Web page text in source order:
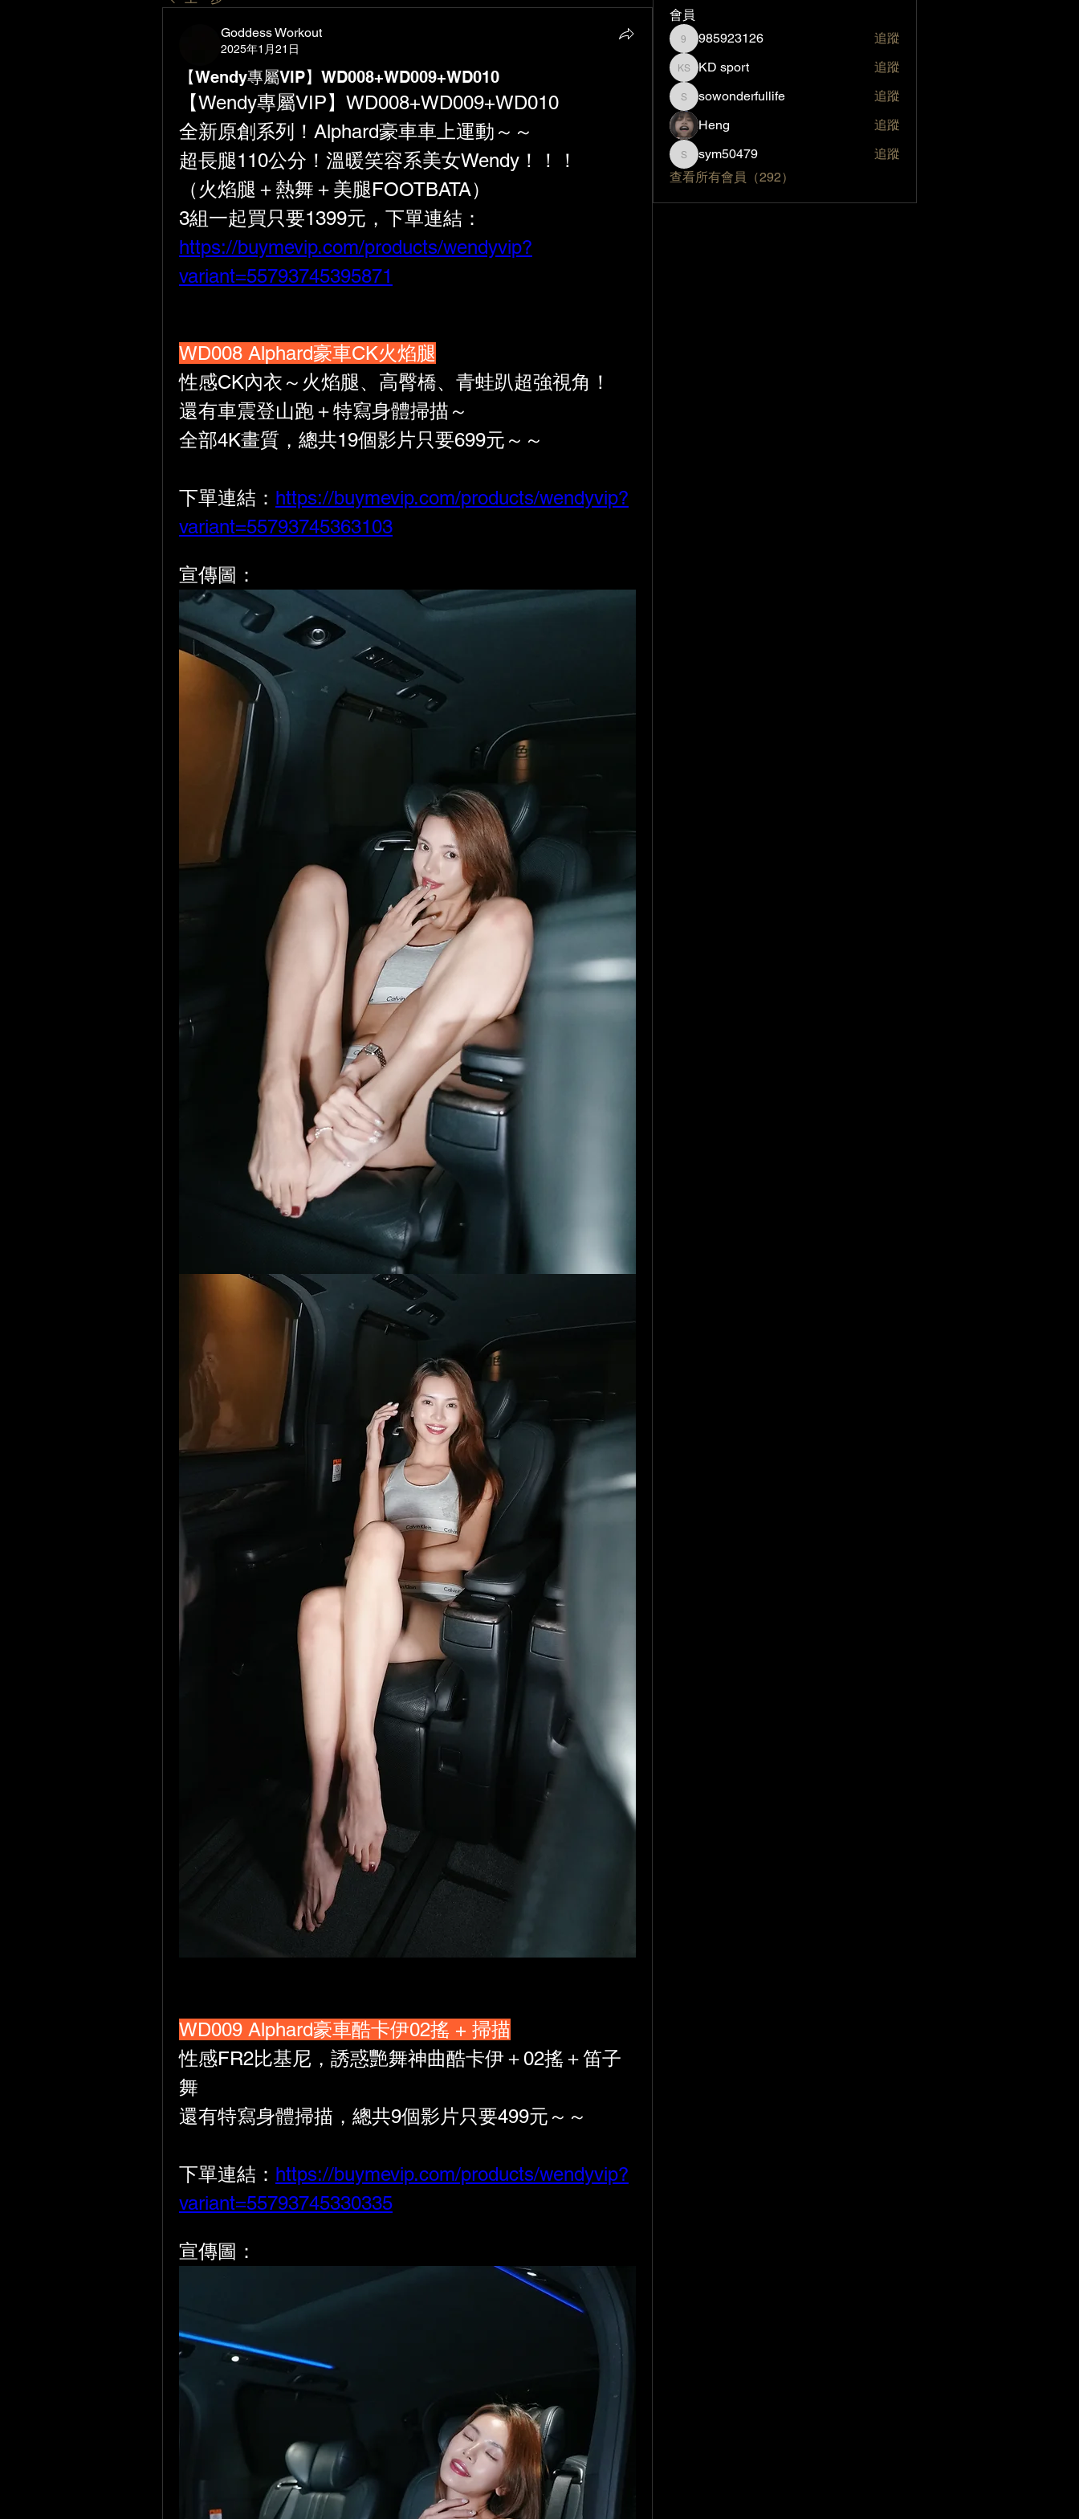
Goddess Workout
2025年1月21日
【Wendy專屬VIP】WD008+WD009+WD010
【Wendy專屬VIP】WD008+WD009+WD010
全新原創系列！Alphard豪車車上運動～～
超長腿110公分！溫暖笑容系美女Wendy！！！
（火焰腿＋熱舞＋美腿FOOTBATA）
3組一起買只要1399元，下單連結：
https://buymevip.com/products/wendyvip?
variant=55793745395871
WD008 Alphard豪車CK火焰腿
性感CK內衣～火焰腿、高臀橋、青蛙趴超強視角！
還有車震登山跑＋特寫身體掃描～
全部4K畫質，總共19個影片只要699元～～
下單連結： https://buymevip.com/products/wendyvip?
variant=55793745363103
宣傳圖：
WD009 Alphard豪車酷卡伊02搖 + 掃描
性感FR2比基尼，誘惑艷舞神曲酷卡伊＋02搖＋笛子
舞
還有特寫身體掃描， 總共9個影片只要499元～～
下單連結： https://buymevip.com/products/wendyvip?
variant=55793745330335
宣傳圖：
會員
985923126
985923126 追蹤
KD sport
KD sport 追蹤
sowonderfullife
sowonderfullife
追蹤
Heng
追蹤
sym50479
sym50479
追蹤
查看所有會員（292）